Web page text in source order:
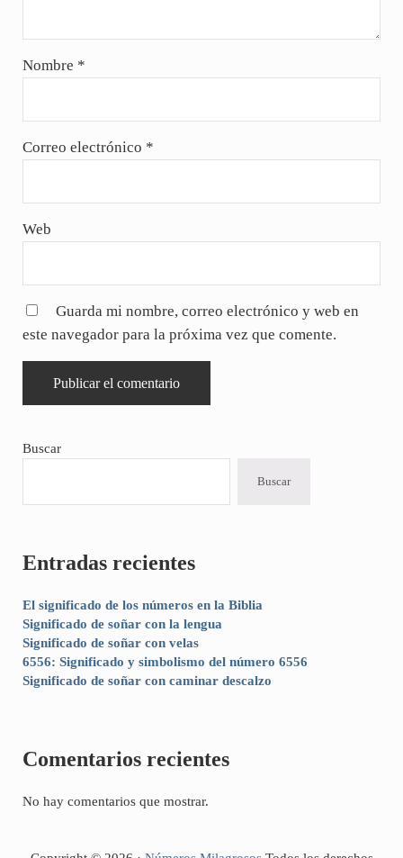
Nombre *
Correo electrónico *
Web
Guarda mi nombre, correo electrónico y web en
este navegador para la próxima vez que comente.
Sidebar
Buscar
Buscar
Entradas recientes
El significado de los números en la Biblia
Significado de soñar con la lengua
Significado de soñar con velas
6556: Significado y simbolismo del número 6556
Significado de soñar con caminar descalzo
Comentarios recientes
No hay comentarios que mostrar.